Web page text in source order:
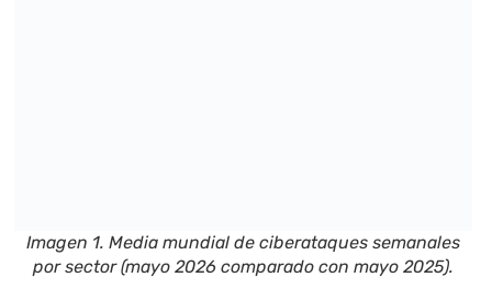
Imagen 1. Media mundial de ciberataques semanales
por sector (mayo 2026 comparado con mayo 2025).